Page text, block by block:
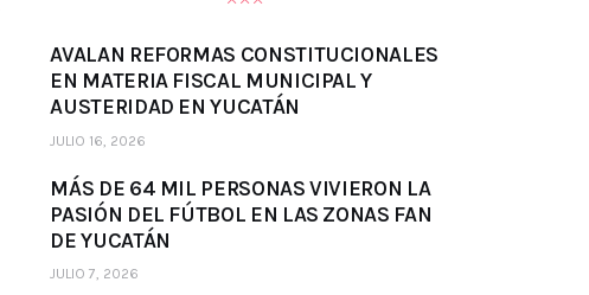
AVALAN REFORMAS CONSTITUCIONALES
EN MATERIA FISCAL MUNICIPAL Y
AUSTERIDAD EN YUCATÁN
JULIO 16, 2026
MÁS DE 64 MIL PERSONAS VIVIERON LA
PASIÓN DEL FÚTBOL EN LAS ZONAS FAN
DE YUCATÁN
JULIO 7, 2026